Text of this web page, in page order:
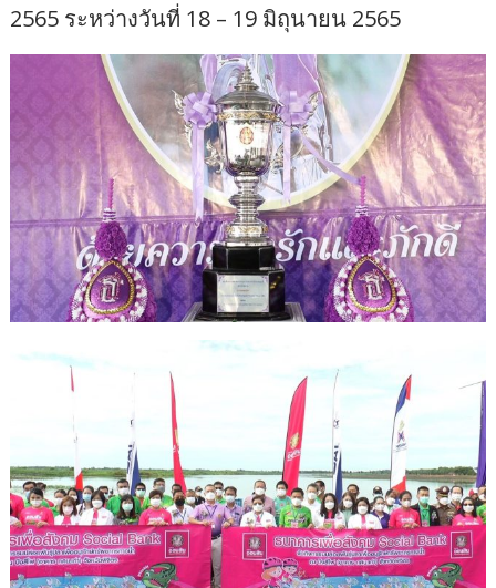
2565 ระหว่างวันที่ 18 – 19 มิถุนายน 2565